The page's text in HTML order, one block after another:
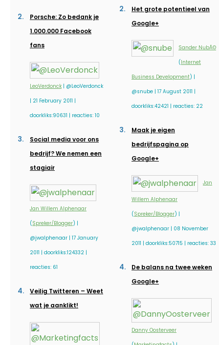
Porsche: Zo bedank je
1.000.000 Facebook
fans
LeoVerdonck | @LeoVerdonck
| 21 February 2011 |
doorkliks:90631 | reacties: 10
Social media voor ons
bedrijf? We nemen een
stagiair
Jan Willem Alphenaar
(Spreker/Blogger) |
@jwalphenaar | 17 January
2011 | doorkliks:124332 |
reacties: 61
Veilig Twitteren – Weet
wat je aanklikt!
Het grote potentieel van
Google+
Sander NubÃ©
(Internet
Business Development) |
@snube | 17 August 2011 |
doorkliks:42421 | reacties: 22
Maak je eigen
bedrijfspagina op
Google+
Jan
Willem Alphenaar
(Spreker/Blogger) |
@jwalphenaar | 08 November
2011 | doorkliks:50715 | reacties: 33
De balans na twee weken
Google+
Danny Oosterveer